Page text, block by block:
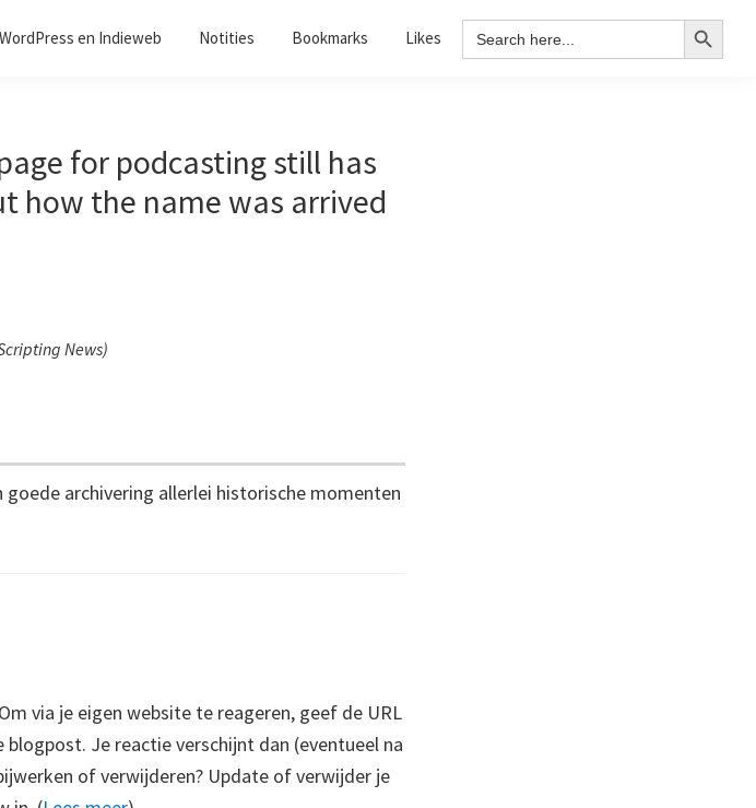
WordPress en Indieweb Notities Bookmarks Likes Search
for:
Search Button
for podcasting still has
how the name was arrived
News)
archivering allerlei historische momenten
via je eigen website te reageren, geef de URL
Je reactie verschijnt dan (eventueel na
of verwijderen? Update of verwijder je